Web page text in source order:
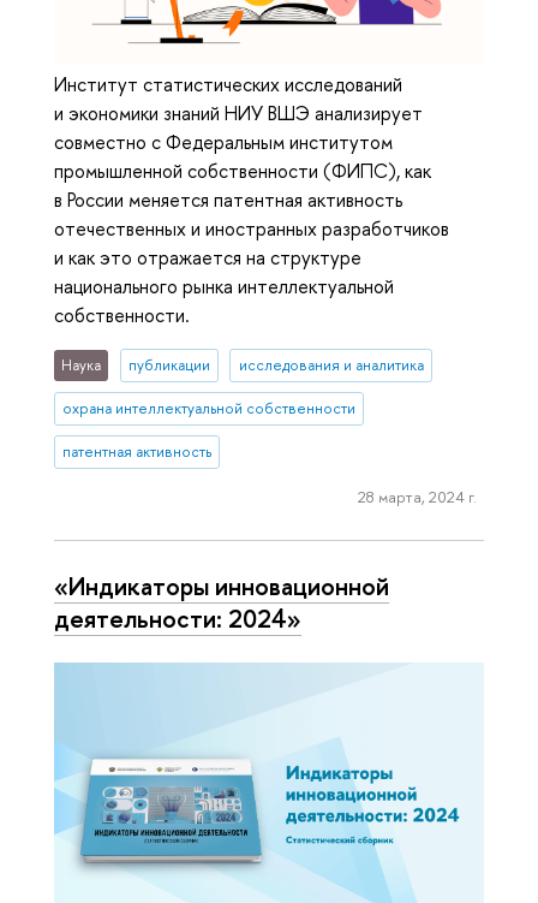
Институт статистических исследований
и экономики знаний НИУ ВШЭ анализирует
совместно с Федеральным институтом
промышленной собственности (ФИПС), как
в России меняется патентная активность
отечественных и иностранных разработчиков
и как это отражается на структуре
национального рынка интеллектуальной
собственности.
Наука публикации исследования и аналитика
охрана интеллектуальной собственности
патентная активность
28 марта, 2024 г.
«Индикаторы инновационной
деятельности: 2024»